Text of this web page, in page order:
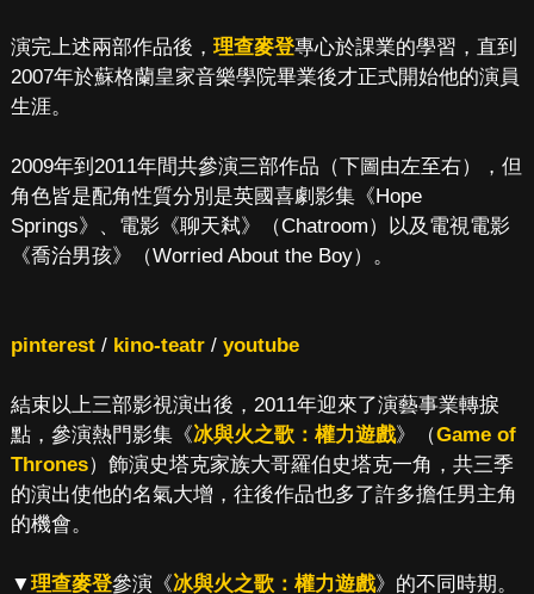
演完上述兩部作品後， 理查麥登專心於課業的學習，直到
2007年於蘇格蘭皇家音樂學院畢業後才正式開始他的演員
生涯。
2009年到2011年間共參演三部作品（下圖由左至右），但
角色皆是配角性質分別是英國喜劇影集《Hope
Springs》、電影《聊天弒》（Chatroom）以及電視電影
《喬治男孩》（Worried About the Boy）。
pinterest/ kino-teatr/ youtube
結束以上三部影視演出後，2011年迎來了演藝事業轉捩
點，參演熱門影集《冰與火之歌：權力遊戲》（Game of
Thrones）飾演史塔克家族大哥羅伯史塔克一角，共三季
的演出使他的名氣大增，往後作品也多了許多擔任男主角
的機會。
▼理查麥登參演《冰與火之歌：權力遊戲》的不同時期。